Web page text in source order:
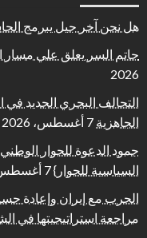
هل نحن آخر جيل يبرمج
حاتم السر يعلق علي مسار
2026
التحالف البحري الجديد في
الجاهزية 7 أغسطس، 2026
جمود الدعوة للحوار
السياسية للحوار}7 أغسطس، 2026
الحرب مع إيران وإعادة
مراجعة استراتيجيتها في